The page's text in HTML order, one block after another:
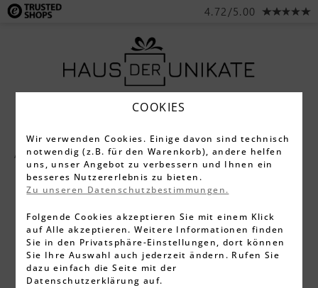
4.72/5.00
Alle Produkte Schreibgeräte Cross
COOKIES
Wir verwenden Cookies. Einige davon sind technisch
notwendig (z.B. für den Warenkorb), andere helfen
uns, unser Angebot zu verbessern und Ihnen ein
besseres Nutzererlebnis zu bieten.
Zu unseren Datenschutzbestimmungen.
Folgende Cookies akzeptieren Sie mit einem Klick
auf Alle akzeptieren. Weitere Informationen finden
Sie in den Privatsphäre-Einstellungen, dort können
Sie Ihre Auswahl auch jederzeit ändern. Rufen Sie
dazu einfach die Seite mit der
Datenschutzerklärung auf.